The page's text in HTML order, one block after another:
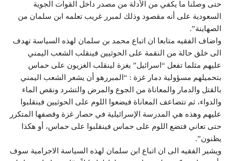
حتى وصلنا ما يكفي من الأدلة من مصدر داخل القوات الجوية
السعودية على أنه مقصود وذلك لمبرر غريب تعلمه ابن سلمان من
الصهاينة”.
واضاف الفقيه متابعا ان اتباع محمد بن سلمان لهذه السياسة تهدف
الى خلق حالة من النقمة على الحوثيين فينقلب الشعب اليمني
عليهم مثلما تفعل “اسرائيل” بغزة لينقلب الغزيون على حماس
بتحميلهم مسؤولية دمار غزة : “المبررهو أن يشعر الشعب اليمني
بالقتل والدمار والمعاناة من الجوع والمرض والتشرد ونقص الماء
والدواء، ثم تتضاعف المعاناة فيضعوا اللوم على الحوثيين فينقلبوا
عليهم وهذه هي المدرسة الإسرائيلية في حصار غزة وقصفها المتكرر
حتى تعاني فتضع اللوم على حماس فينقلبوا على حماس، أو هكذا
يظنون”.
ويشير الفقيه الى ان اتباع ابن سلمان لهذه السياسة الاجرامية سوف